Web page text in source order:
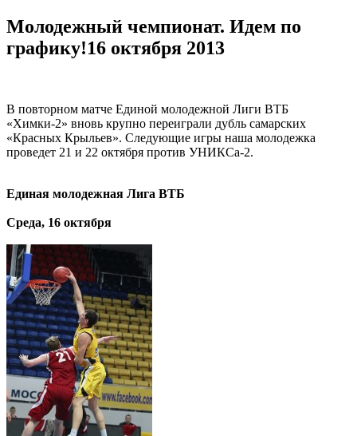
Молодежный чемпионат. Идем по
графику!16 октября 2013
В повторном матче Единой молодежной Лиги ВТБ
«Химки-2» вновь крупно переиграли дубль самарских
«Красных Крыльев». Следующие игры наша молодежка
проведет 21 и 22 октября против УНИКСа-2.
Единая молодежная Лига ВТБ
Среда, 16 октября